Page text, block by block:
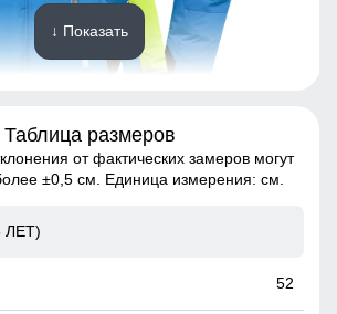
посадке, Костюм подойдет
типом фигур.
застежку молнию, боковые карманы
↓ Показать
Таблица размеров
от фактических замеров могут
±0,5 см. Единица измерения: см.
ЛЕТ)
52